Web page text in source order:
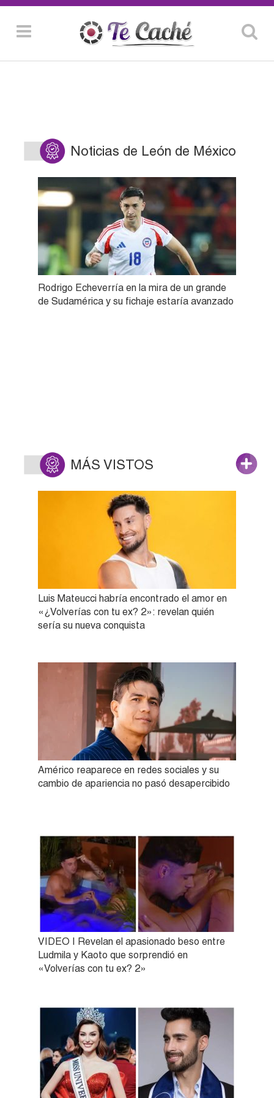
Noticias de León de México
Rodrigo Echeverría en la mira de un grande
de Sudamérica y su fichaje estaría avanzado
MÁS VISTOS
Luis Mateucci habría encontrado el amor en
«¿Volverías con tu ex? 2»: revelan quién
sería su nueva conquista
Américo reaparece en redes sociales y su
cambio de apariencia no pasó desapercibido
VIDEO | Revelan el apasionado beso entre
Ludmila y Kaoto que sorprendió en
«Volverías con tu ex? 2»